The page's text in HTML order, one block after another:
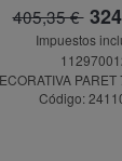
405,35 €
Impuestos
Código: